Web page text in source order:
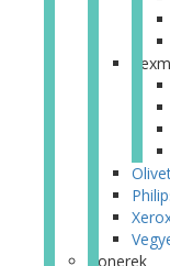
Tonerek